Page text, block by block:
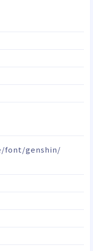
font/genshin/